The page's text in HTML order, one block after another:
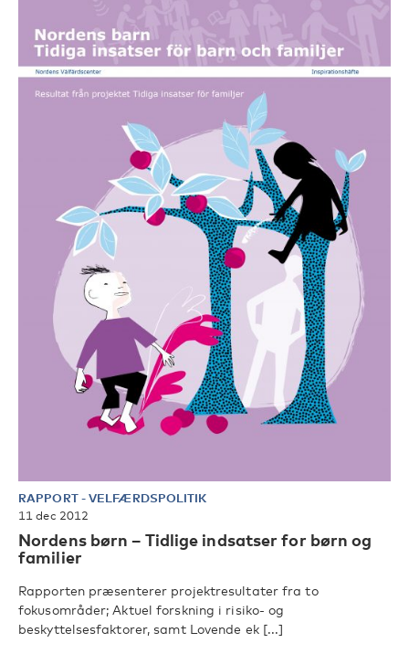
RAPPORT-VELFÆRDSPOLITIK
11 dec 2012
Nordens børn – Tidlige indsatser for børn og
familier
Rapporten præsenterer projektresultater fra to
fokusområder; Aktuel forskning i risiko- og
beskyttelsesfaktorer, samt Lovende ek [...]